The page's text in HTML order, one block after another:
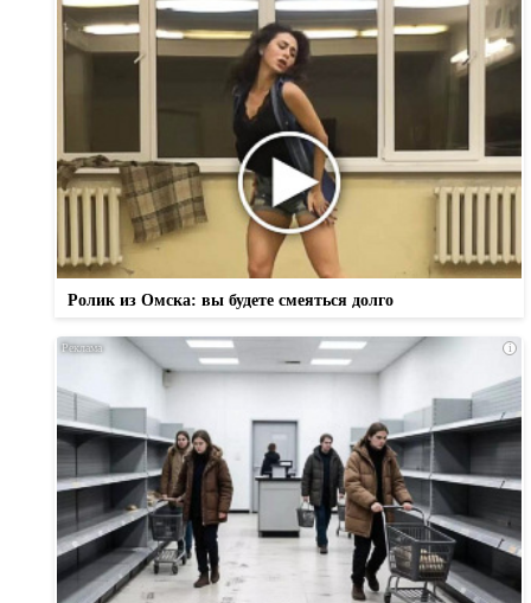
Ролик из Омска: вы будете смеяться долго
i